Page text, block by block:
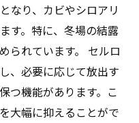
なり、カビやシロアリ
す。特に、冬場の結露
られています。 セルロ
、必要に応じて放出す
つ機能があります。こ
大幅に抑えることがで